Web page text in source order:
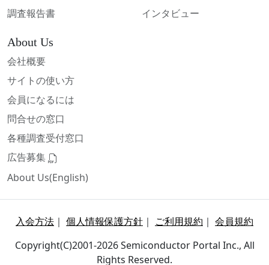
調査報告書
インタビュー
About Us
会社概要
サイトの使い方
会員になるには
問合せの窓口
各種調査受付窓口
広告募集
About Us(English)
入会方法 ｜ 個人情報保護方針 ｜ ご利用規約 ｜ 会員規約
Copyright(C)2001-2026 Semiconductor Portal Inc., All
Rights Reserved.